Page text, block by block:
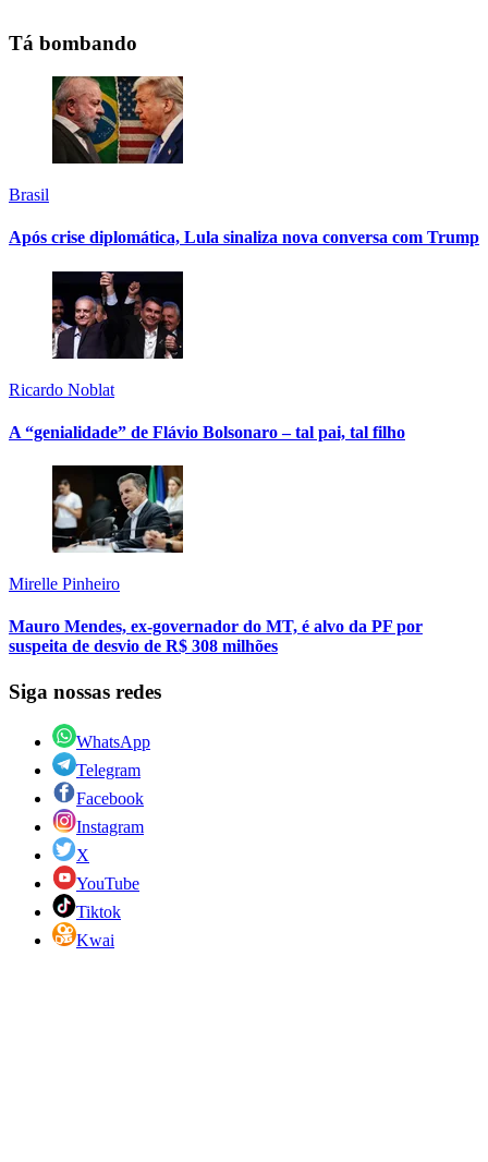
Tá bombando
Brasil
Após crise diplomática, Lula sinaliza nova conversa com Trump
Ricardo Noblat
A “genialidade” de Flávio Bolsonaro – tal pai, tal filho
Mirelle Pinheiro
Mauro Mendes, ex-governador do MT, é alvo da PF por
suspeita de desvio de R$ 308 milhões
Siga nossas redes
WhatsApp
Telegram
Facebook
Instagram
X
YouTube
Tiktok
Kwai